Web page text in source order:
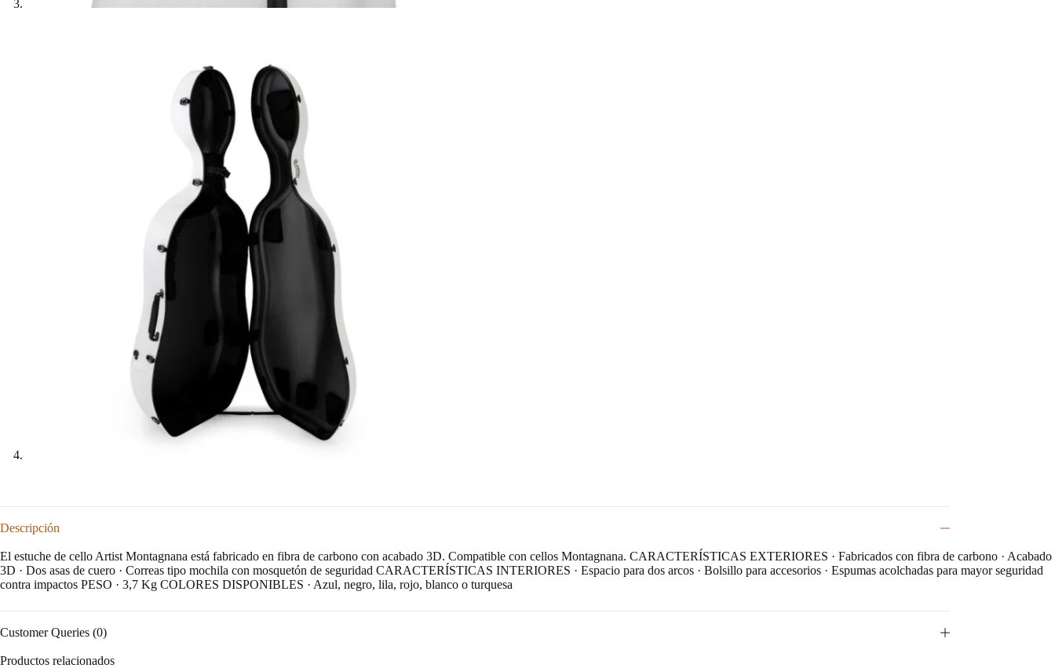
Descripción
El estuche de cello Artist Montagnana está fabricado en fibra de carbono con acabado 3D. Compatible con cellos Montagnana. CARACTERÍSTICAS EXTERIORES · Fabricados con fibra de carbono · Acabado
3D · Dos asas de cuero · Correas tipo mochila con mosquetón de seguridad CARACTERÍSTICAS INTERIORES · Espacio para dos arcos · Bolsillo para accesorios · Espumas acolchadas para mayor seguridad
contra impactos PESO · 3,7 Kg COLORES DISPONIBLES · Azul, negro, lila, rojo, blanco o turquesa
Customer Queries (0)
Productos relacionados